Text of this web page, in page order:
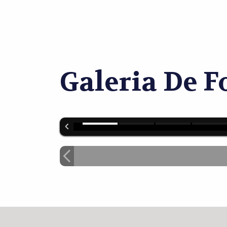
Galeria De